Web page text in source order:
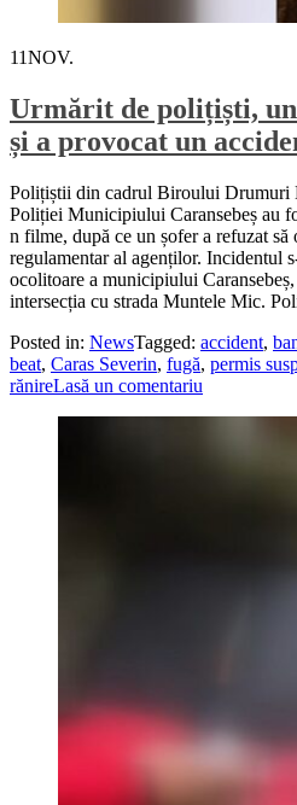
11NOV.
Urmărit de polițiști,
și a provocat un
Polițiștii din cadrul Biroului Drumuri
Poliției Municipiului Caransebeș au
n filme, după ce un șofer a refuzat să
regulamentar al agenților. Incidentul
ocolitoare a municipiului
intersecția cu strada Muntele Mic.
Posted in: NewsTagged: accident,
beat, Caras Severin, fugă, permis
rănireLasă un comentariu